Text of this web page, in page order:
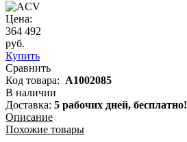
Цена:
364 492
руб.
Купить
Сравнить
Код товара: A1002085
В наличии
Доставка: 5 рабочих дней, бесплатно!
Описание
Похожие товары